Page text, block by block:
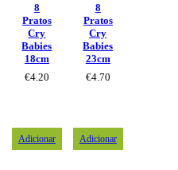
8
Pratos
Cry
Babies
18cm
€4.20
8
Pratos
Cry
Babies
23cm
€4.70
Adicionar Adicionar